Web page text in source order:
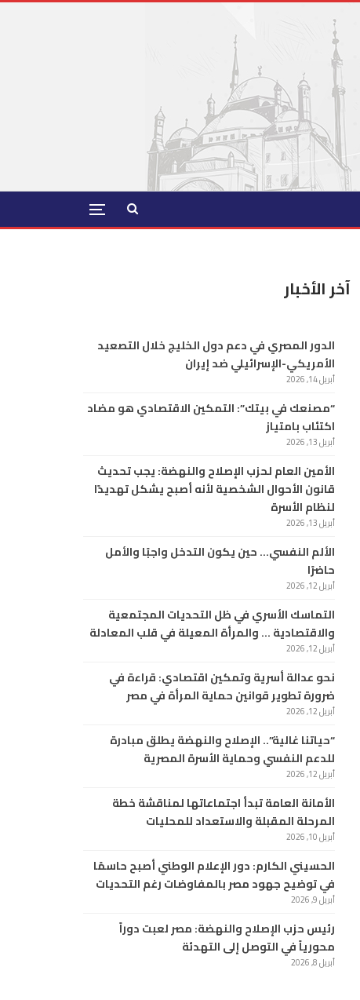
آخر الأخبار
الدور المصري في دعم دول الخليج خلال التصعيد
الأمريكي-الإسرائيلي ضد إيران
أبريل 14, 2026
“مصنعك في بيتك”: التمكين الاقتصادي هو مضاد
اكتئاب بامتياز
أبريل 13, 2026
الأمين العام لحزب الإصلاح والنهضة: يجب تحديث
قانون الأحوال الشخصية لأنه أصبح يشكل تهديدًا
لنظام الأسرة
أبريل 13, 2026
الألم النفسي… حين يكون التدخل واجبًا والأمل
حاضرًا
أبريل 12, 2026
التماسك الأسري في ظل التحديات المجتمعية
والاقتصادية … والمرأة المعيلة في قلب المعادلة
أبريل 12, 2026
نحو عدالة أسرية وتمكين اقتصادي: قراءة في
ضرورة تطوير قوانين حماية المرأة في مصر
أبريل 12, 2026
“حياتنا غالية”.. الإصلاح والنهضة يطلق مبادرة
للدعم النفسي وحماية الأسرة المصرية
أبريل 12, 2026
الأمانة العامة تبدأ اجتماعاتها لمناقشة خطة
المرحلة المقبلة والاستعداد للمحليات
أبريل 10, 2026
الحسيني الكارم: دور الإعلام الوطني أصبح حاسمًا
في توضيح جهود مصر بالمفاوضات رغم التحديات
أبريل 9, 2026
رئيس حزب الإصلاح والنهضة: مصر لعبت دوراً
محورياً في التوصل إلى التهدئة
أبريل 8, 2026